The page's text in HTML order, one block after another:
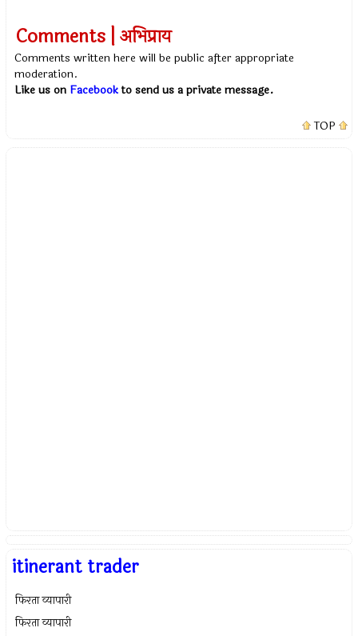
Comments | अभिप्राय
Comments written here will be public after appropriate
moderation.
Like us on Facebookto send us a private message.
TOP
itinerant trader
फिरता व्यापारी
फिरता व्यापारी